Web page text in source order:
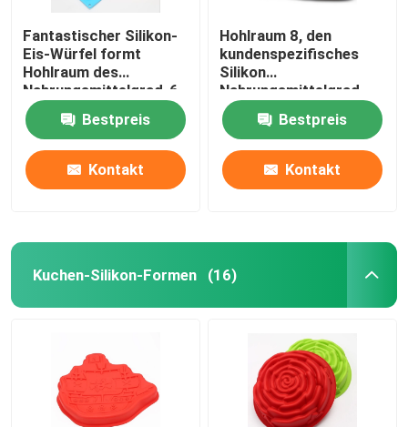
Fantastischer Silikon-
Eis-Würfel formt
Hohlraum des
Nahrungsmittelgrad-6
für Cocktails
Bestpreis
Kontakt
Hohlraum 8, den
kundenspezifisches
Silikon
Nahrungsmittelgrad,
Eis-Würfel-
FormKaffeebohne
formt, formte
Bestpreis
Kontakt
Kuchen-Silikon-Formen (16)